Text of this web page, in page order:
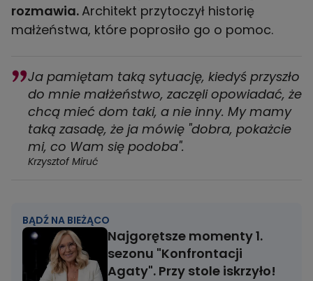
rozmawia.Architekt przytoczył historię
małżeństwa, które poprosiło go o pomoc.
Ja pamiętam taką sytuację, kiedyś przyszło
do mnie małżeństwo, zaczęli opowiadać, że
chcą mieć dom taki, a nie inny. My mamy
taką zasadę, że ja mówię "dobra, pokażcie
mi, co Wam się podoba".
Krzysztof Miruć
BĄDŹ NA BIEŻĄCO
Najgorętsze momenty 1.
sezonu "Konfrontacji
Agaty". Przy stole iskrzyło!